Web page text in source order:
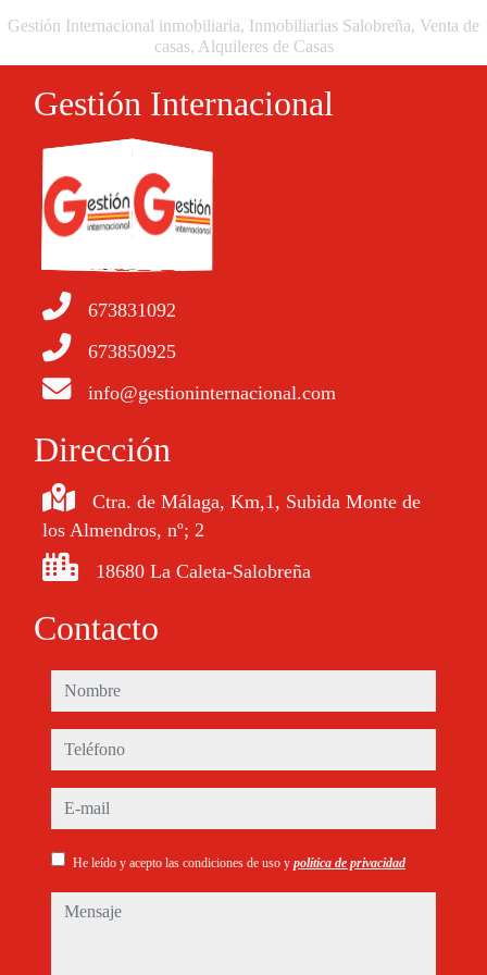
Gestión Internacional inmobiliaria, Inmobiliarias Salobreña, Venta de
casas, Alquileres de Casas
Gestión Internacional
673831092
673850925
info@gestioninternacional.com
Dirección
Ctra. de Málaga, Km,1, Subida Monte de
los Almendros, nº; 2
18680 La Caleta-Salobreña
Contacto
nombre
teléfono
e-mail
He leído y acepto las condiciones de uso y política de privacidad
mensaje